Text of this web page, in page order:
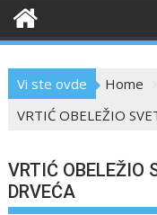
Vi ste ovde Home
VRTIĆ OBELEŽIO
VRTIĆ OBELEŽIO
DRVEĆA